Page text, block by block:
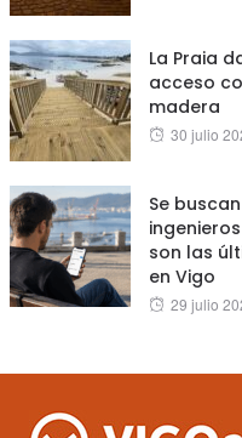
La Praia
acceso
madera
Posted
30 julio
Se
son las
en Vigo
Posted
29 julio